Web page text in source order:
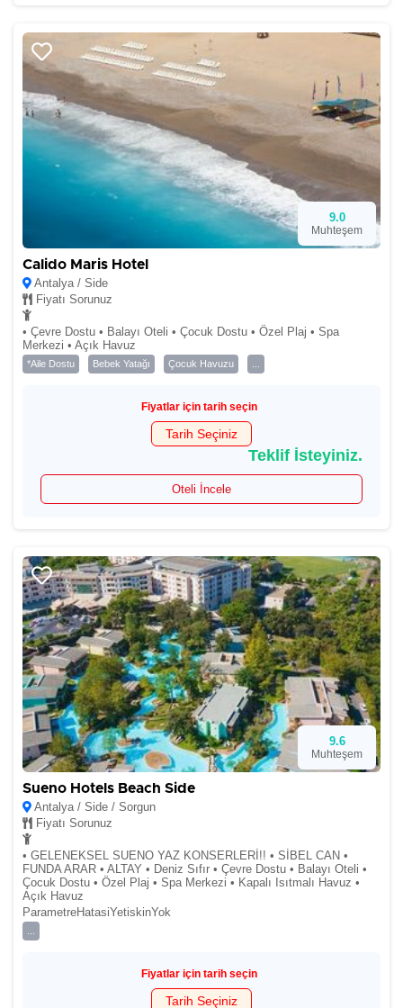
9.0
Muhteşem
Calido Maris Hotel
Antalya / Side
Fiyatı Sorunuz
• Çevre Dostu • Balayı Oteli • Çocuk Dostu • Özel Plaj • Spa
Merkezi • Açık Havuz
*Aile Dostu Bebek Yatağı Çocuk Havuzu
Fiyatlar için tarih seçin
Tarih Seçiniz
Teklif İsteyiniz.
Oteli İncele
9.6
Muhteşem
Sueno Hotels Beach Side
Antalya / Side / Sorgun
Fiyatı Sorunuz
• GELENEKSEL SUENO YAZ KONSERLERİ!! • SİBEL CAN •
FUNDA ARAR • ALTAY • Deniz Sıfır • Çevre Dostu • Balayı Oteli •
Çocuk Dostu • Özel Plaj • Spa Merkezi • Kapalı Isıtmalı Havuz •
Açık Havuz
ParametreHatasiYetiskinYok
Fiyatlar için tarih seçin
Tarih Seçiniz